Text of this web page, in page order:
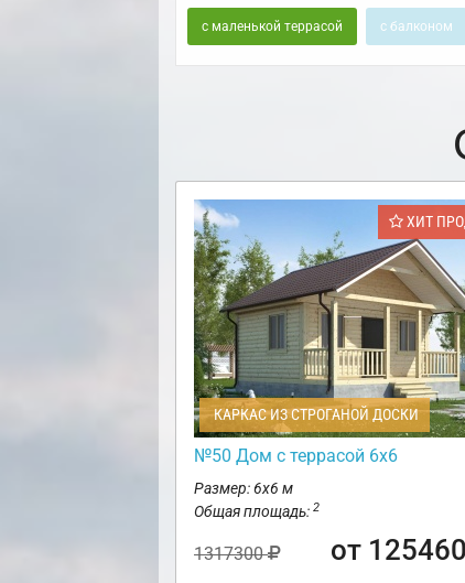
с маленькой террасой с балконом
ХИТ
КАРКАС ИЗ СТРОГАНОЙ ДОСКИ
№50 Дом с террасой 6х6
Размер: 6х6 м
Общая площадь: 2
1317300 от